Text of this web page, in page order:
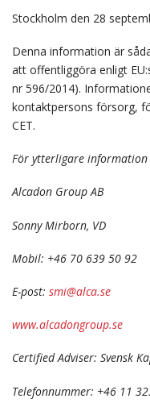
Stockholm den 28
Denna information är
att offentliggöra enligt
nr 596/2014).
kontaktpersons försorg,
CET.
För ytterligare
Alcadon Group AB
Sonny Mirborn, VD
Mobil: +46 70 639 50 92
E-post: smi@alca.se
www.alcadongroup.se
Certified Adviser: Svensk
Telefonnummer: +46 11